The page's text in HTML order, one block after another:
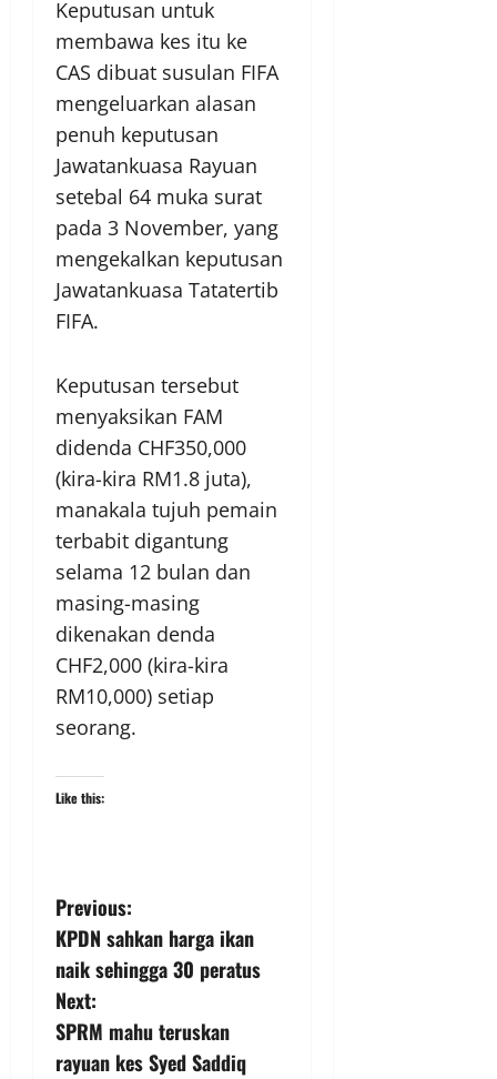
Keputusan untuk
membawa kes itu ke
CAS dibuat susulan FIFA
mengeluarkan alasan
penuh keputusan
Jawatankuasa Rayuan
setebal 64 muka surat
pada 3 November, yang
mengekalkan keputusan
Jawatankuasa Tatatertib
FIFA.
Keputusan tersebut
menyaksikan FAM
didenda CHF350,000
(kira-kira RM1.8 juta),
manakala tujuh pemain
terbabit digantung
selama 12 bulan dan
masing-masing
dikenakan denda
CHF2,000 (kira-kira
RM10,000) setiap
seorang.
Like this:
Previous:
KPDN sahkan harga ikan
naik sehingga 30 peratus
Next:
SPRM mahu teruskan
rayuan kes Syed Saddiq